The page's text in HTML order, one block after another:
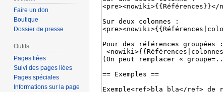
Faire un don
Boutique
Dossier de presse
Outils
Pages liées
Suivi des pages liées
Pages spéciales
Informations sur la page